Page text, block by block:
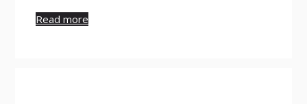
Read more